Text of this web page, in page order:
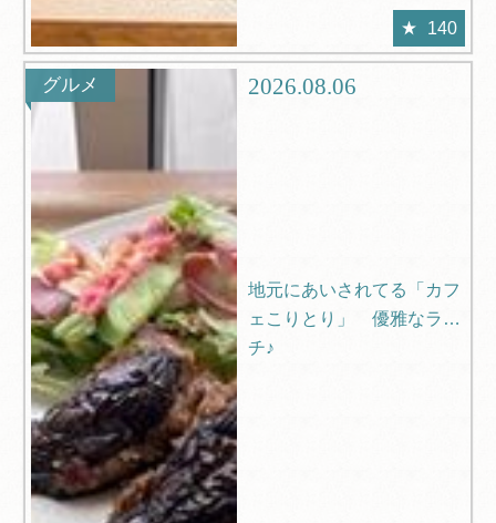
140
グルメ 2026.08.06
地元にあいされてる「カフ
ェこりとり」 優雅なラン
チ♪